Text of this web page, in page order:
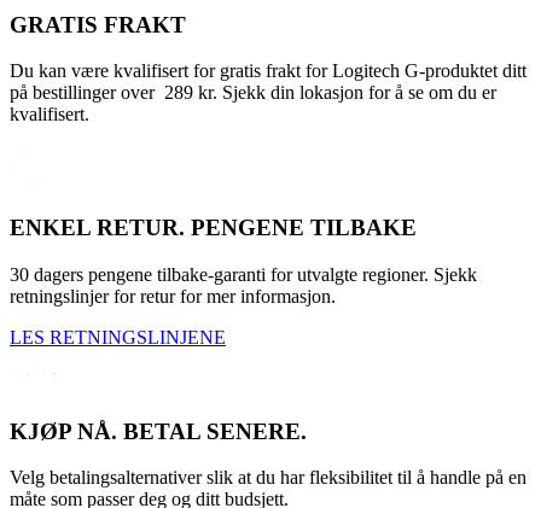
GRATIS FRAKT
Du kan være kvalifisert for gratis frakt for Logitech G-produktet ditt
på bestillinger over 289 kr. Sjekk din lokasjon for å se om du er
kvalifisert.
ENKEL RETUR. PENGENE TILBAKE
30 dagers pengene tilbake-garanti for utvalgte regioner. Sjekk
retningslinjer for retur for mer informasjon.
LES RETNINGSLINJENE
KJØP NÅ. BETAL SENERE.
Velg betalingsalternativer slik at du har fleksibilitet til å handle på en
måte som passer deg og ditt budsjett.